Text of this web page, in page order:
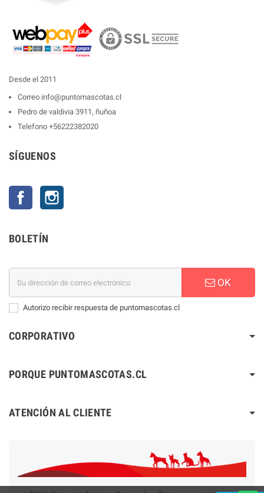
Desde el 2011
Correo info@puntomascotas.cl
Pedro de valdivia 3911, ñuñoa
Telefono +56222382020
SÍGUENOS
Facebook
BOLETÍN
OK
Autorizo recibir respuesta de puntomascotas.cl
CORPORATIVO
PORQUE PUNTOMASCOTAS.CL
ATENCIÓN AL CLIENTE